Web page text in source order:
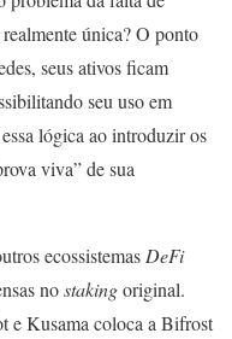
única? O ponto
seus ativos ficam
seu uso em
lógica ao introduzir os
viva” de sua
ecossistemas DeFi
nostakingoriginal.
e Kusama coloca a Bifrost